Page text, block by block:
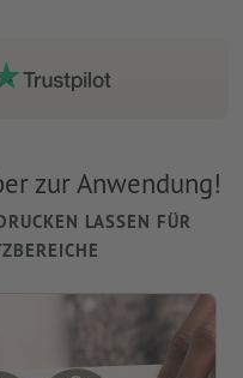
zur Anwendung!
LASSEN FÜR